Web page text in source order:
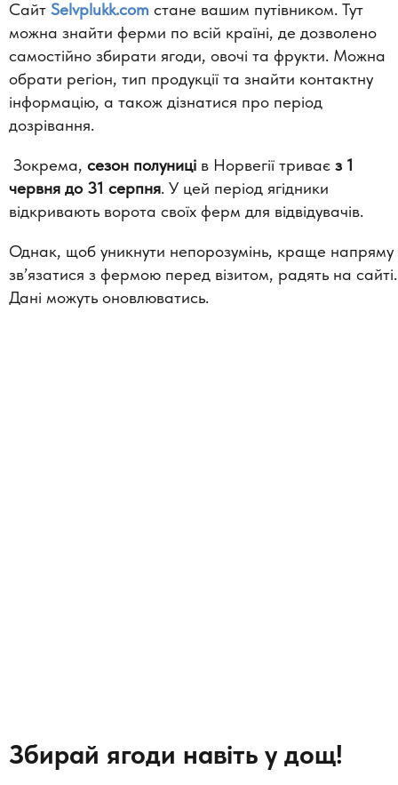
Сайт Selvplukk.com стане вашим путівником. Тут
можна знайти ферми по всій країні, де дозволено
самостійно збирати ягоди, овочі та фрукти. Можна
обрати регіон, тип продукції та знайти контактну
інформацію, а також дізнатися про період
дозрівання.
Зокрема, сезон полуниці в Норвегії триває з 1
червня до 31 серпня. У цей період ягідники
відкривають ворота своїх ферм для відвідувачів.
Однак, щоб уникнути непорозумінь, краще напряму
зв’язатися з фермою перед візитом, радять на сайті.
Дані можуть оновлюватись.
Збирай ягоди навіть у дощ!